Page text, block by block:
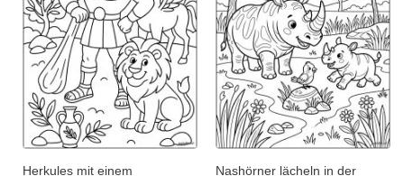
Herkules mit einem
Nashörner lächeln in der